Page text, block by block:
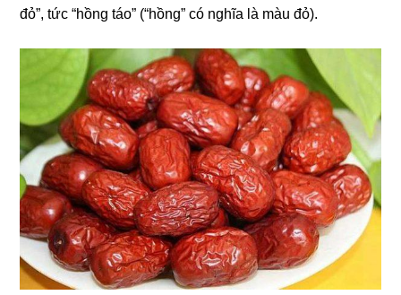
đỏ”, tức “hồng táo” (“hồng” có nghĩa là màu đỏ).